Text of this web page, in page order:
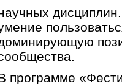
программе